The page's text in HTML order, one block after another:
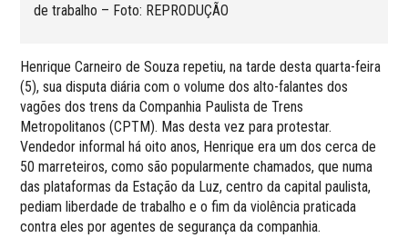
de trabalho – Foto: REPRODUÇÃO
Henrique Carneiro de Souza repetiu, na tarde desta quarta-feira
(5), sua disputa diária com o volume dos alto-falantes dos
vagões dos trens da Companhia Paulista de Trens
Metropolitanos (CPTM). Mas desta vez para protestar.
Vendedor informal há oito anos, Henrique era um dos cerca de
50 marreteiros, como são popularmente chamados, que numa
das plataformas da Estação da Luz, centro da capital paulista,
pediam liberdade de trabalho e o fim da violência praticada
contra eles por agentes de segurança da companhia.